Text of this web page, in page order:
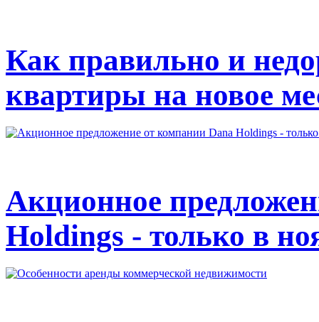
Как правильно и
квартиры на новое
Акционное
Holdings - только в